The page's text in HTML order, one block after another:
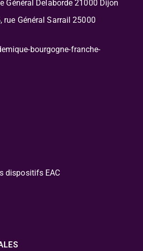
Général Delaborde 21000 Dijon
rue Général Sarrail 25000
bourgogne-franche-
dispositifs EAC